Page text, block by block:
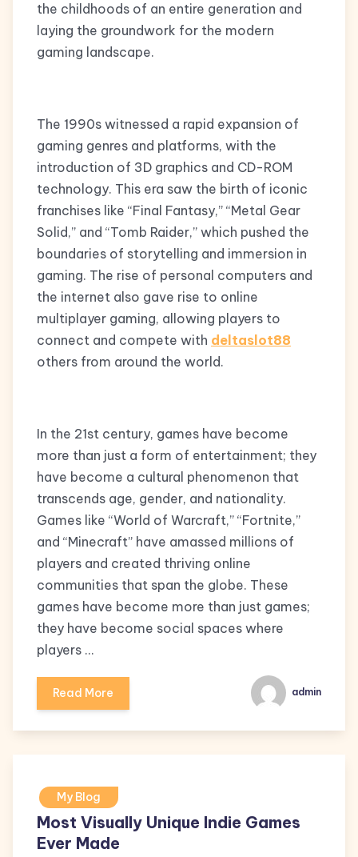
the childhoods of an entire generation and
laying the groundwork for the modern
gaming landscape.
The 1990s witnessed a rapid expansion of
gaming genres and platforms, with the
introduction of 3D graphics and CD-ROM
technology. This era saw the birth of iconic
franchises like “Final Fantasy,” “Metal Gear
Solid,” and “Tomb Raider,” which pushed the
boundaries of storytelling and immersion in
gaming. The rise of personal computers and
the internet also gave rise to online
multiplayer gaming, allowing players to
connect and compete with deltaslot88
others from around the world.
In the 21st century, games have become
more than just a form of entertainment; they
have become a cultural phenomenon that
transcends age, gender, and nationality.
Games like “World of Warcraft,” “Fortnite,”
and “Minecraft” have amassed millions of
players and created thriving online
communities that span the globe. These
games have become more than just games;
they have become social spaces where
players …
Read More admin
My Blog
Most Visually Unique Indie Games
Ever Made